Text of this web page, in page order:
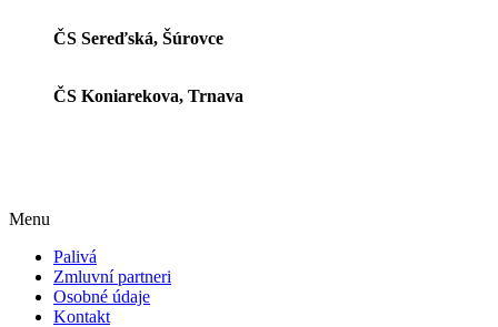
ČS Sereďská, Šúrovce
ČS Koniarekova, Trnava
Menu
Palivá
Zmluvní partneri
Osobné údaje
Kontakt